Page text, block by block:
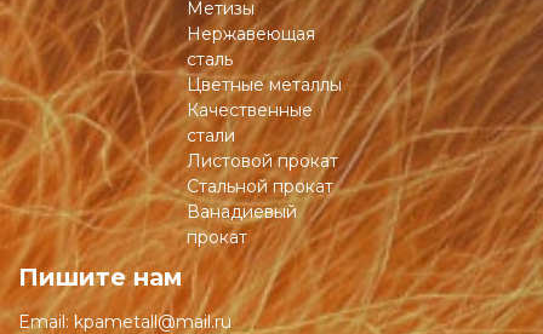
Метизы
Нержавеющая
сталь
Цветные металлы
Качественные
стали
Листовой прокат
Стальной прокат
Ванадиевый
прокат
Пишите нам
Email: kpametall@mail.ru